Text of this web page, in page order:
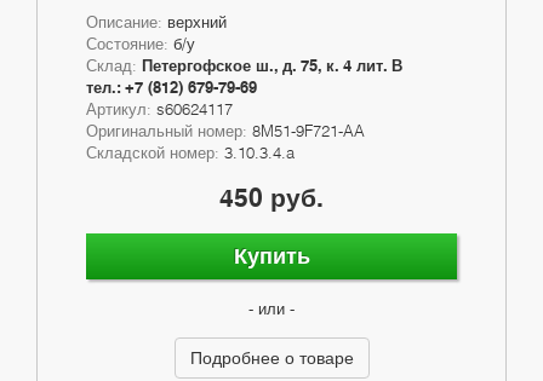
Описание: верхний
Состояние: б/у
Склад: Петергофское ш., д. 75, к. 4 лит. В
тел.: +7 (812) 679-79-69
Артикул: s60624117
Оригинальный номер: 8M51-9F721-AA
Складской номер: 3.10.3.4.a
450 руб.
Купить
- или -
Подробнее о товаре